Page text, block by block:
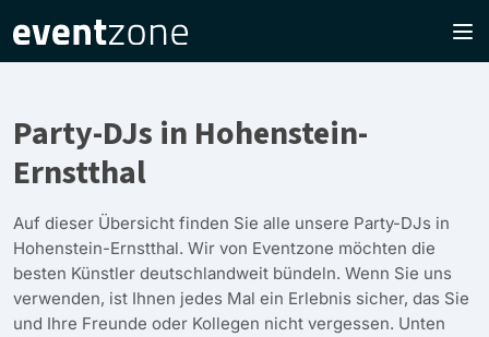
Party-DJs in Hohenstein-
Ernstthal
Auf dieser Übersicht finden Sie alle unsere Party-DJs in
Hohenstein-Ernstthal. Wir von Eventzone möchten die
besten Künstler deutschlandweit bündeln. Wenn Sie uns
verwenden, ist Ihnen jedes Mal ein Erlebnis sicher, das Sie
und Ihre Freunde oder Kollegen nicht vergessen. Unten